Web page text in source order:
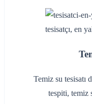
tesisatçı, en
Temiz su tesisatı
tespiti, temiz